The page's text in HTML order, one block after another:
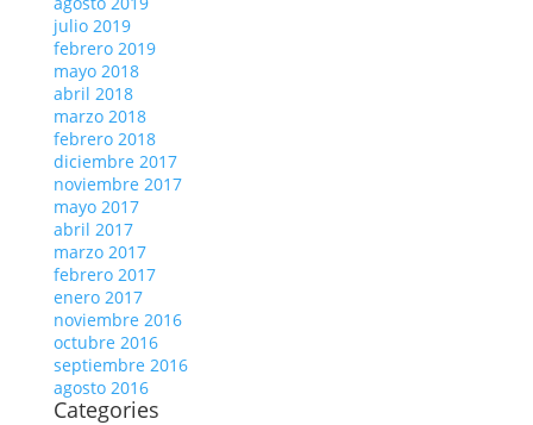
julio 2019
febrero 2019
mayo 2018
abril 2018
marzo 2018
febrero 2018
diciembre 2017
noviembre 2017
mayo 2017
abril 2017
marzo 2017
febrero 2017
enero 2017
noviembre 2016
octubre 2016
septiembre 2016
agosto 2016
Categories